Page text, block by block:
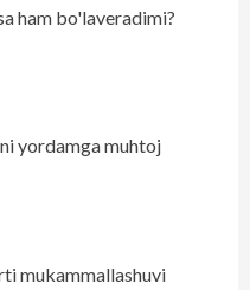
ham bo'laveradimi?
yordamga muhtoj
mukammallashuvi